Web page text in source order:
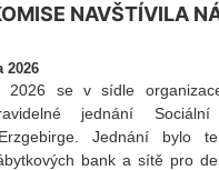
NAVŠTÍVILA
2026
2026 se v sídle
jednání
Jednání bylo
bank a sítě pro